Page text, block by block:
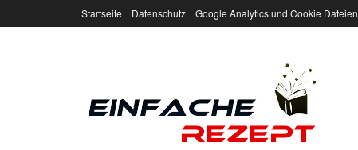
Startseite Datenschutz Google Analytics und Cookie Dateien